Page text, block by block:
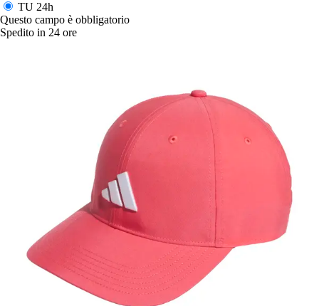
TU 24h
Questo campo è obbligatorio
Spedito in 24 ore